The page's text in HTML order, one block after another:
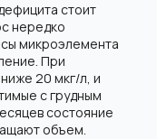
стоит
нередко
микроэлемента
При
20 мкг/л, и
с грудным
состояние
объем.